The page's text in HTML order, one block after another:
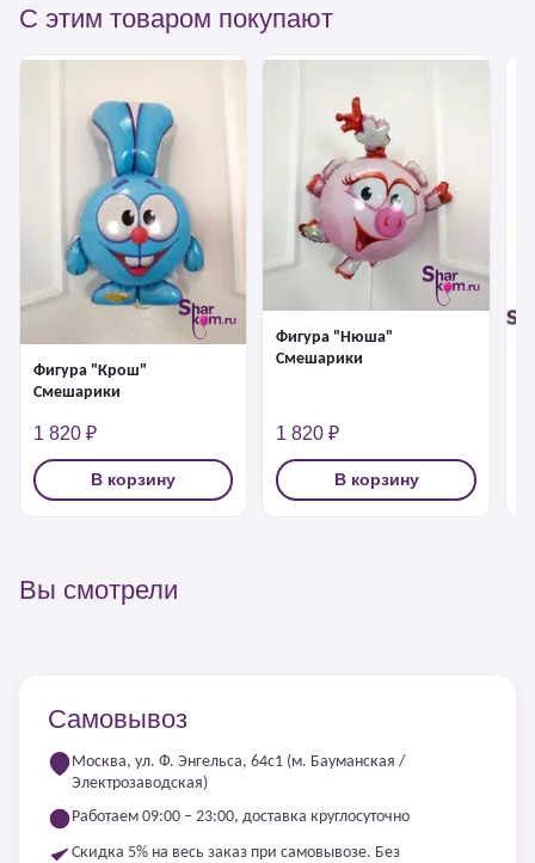
С этим товаром покупают
Фигура "Крош"
Смешарики
1 820 ₽
В корзину
Фигура "Нюша"
Смешарики
1 820 ₽
В корзину
Вы смотрели
Самовывоз
Москва, ул. Ф. Энгельса, 64с1 (м. Бауманская /
Электрозаводская)
Работаем 09:00 – 23:00, доставка круглосуточно
Скидка 5% на весь заказ при самовывозе. Без